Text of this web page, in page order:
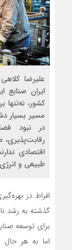
علیرضا
ایران صنایع
کشور،
مسیر بسیار
در نبود
رقابت‌‌‌پذیری،
اقتصادی
طبیعی و
افراط در
گذشته به رشد
برای توسعه
اما به هر حال